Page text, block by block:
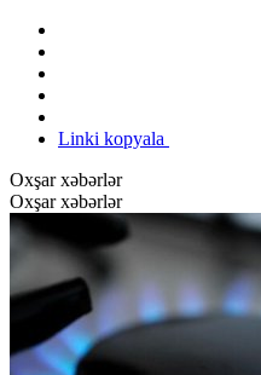
Linki kopyala
Oxşar xəbərlər
Oxşar xəbərlər